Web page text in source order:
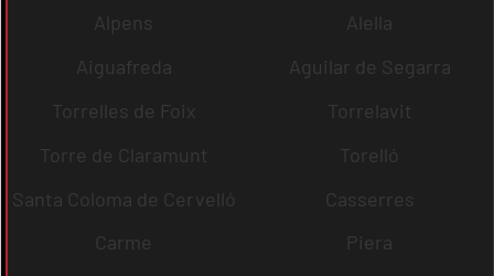
Alpens
Alella
Aiguafreda
Aguilar de Segarra
Torrelles de Foix
Torrelavit
Torre de Claramunt
Torelló
Santa Coloma de Cervelló
Casserres
Carme
Piera